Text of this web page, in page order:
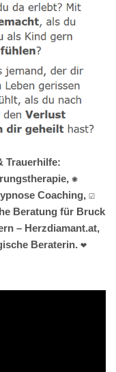
Trauerhilfe:
✺
Coaching, ☑️
Beratung für Bruck
– Herzdiamant.at,
Beraterin. ❤